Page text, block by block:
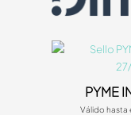
PYME
Válido hasta